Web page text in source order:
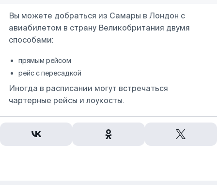
Вы можете добраться из Самары в Лондон с
авиабилетом в страну Великобритания двумя
способами:
прямым рейсом
рейс с пересадкой
Иногда в расписании могут встречаться
чартерные рейсы и лоукосты.